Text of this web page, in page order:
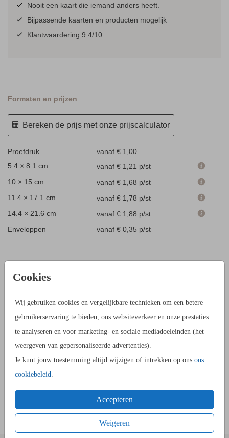
Cookies
Wij gebruiken cookies en vergelijkbare technieken om een betere
gebruikerservaring te bieden, ons websiteverkeer en onze prestaties
te analyseren en voor marketing- en sociale mediadoeleinden (het
weergeven van gepersonaliseerde advertenties).
Je kunt jouw toestemming altijd wijzigen of intrekken op ons ons
cookiebeleid
Accepteren
Weigeren
Nooit een kaart die iemand anders heeft.
Bijpassende kaarten en producten mogelijk
Klantwaardering 9.4/10
Formaten en prijzen
Bereken de prijs met onze prijscalculator
Proefdruk
vanaf € 1,00
5.4 × 8.1 cm
vanaf € 1,21 p/st
10 × 15 cm
vanaf € 1,68 p/st
11.4 × 17.1 cm
vanaf € 1,78 p/st
14.4 × 21.6 cm
vanaf € 1,88 p/st
Enveloppen
vanaf € 0,35 p/st
PRODUCTINFORMATIE
OMSCHRIJVING
Deze kaart heeft veel mogelijkheden! Alle afbeeldingen en
teksten kunnen een andere kleur krijgen in de kaartopmaker.
Past deze stijl bij jullie bruiloft? Ga dan naar de kaartopmaker
om een uniek ontwerp te maken en bestel een proefdruk.
Toon meer